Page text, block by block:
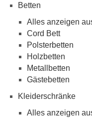
Betten
Alles anzeigen
Cord Bett
Polsterbetten
Holzbetten
Metallbetten
Gästebetten
Kleiderschränke
Alles anzeigen